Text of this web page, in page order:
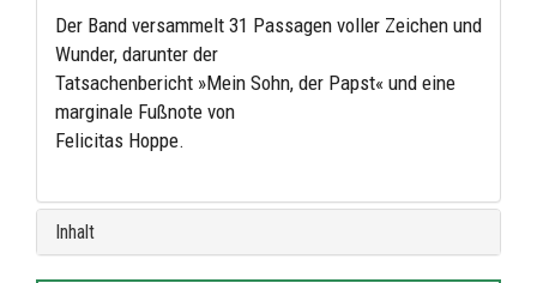
Der Band versammelt 31 Passagen voller Zeichen und
Wunder, darunter der
Tatsachenbericht »Mein Sohn, der Papst« und eine
marginale Fußnote von
Felicitas Hoppe.
Inhalt